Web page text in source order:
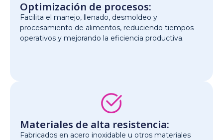
Optimización de procesos:
Facilita el manejo, llenado, desmoldeo y
procesamiento de alimentos, reduciendo tiempos
operativos y mejorando la eficiencia productiva.
Materiales de alta resistencia:
Fabricados en acero inoxidable u otros materiales